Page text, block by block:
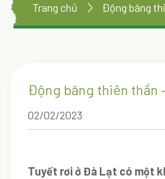
GIỚI THIỆU
Trang chủ Động băng
Động băng thiên thần
02/02/2023
Tuyết rơi ở Đà Lạt có một